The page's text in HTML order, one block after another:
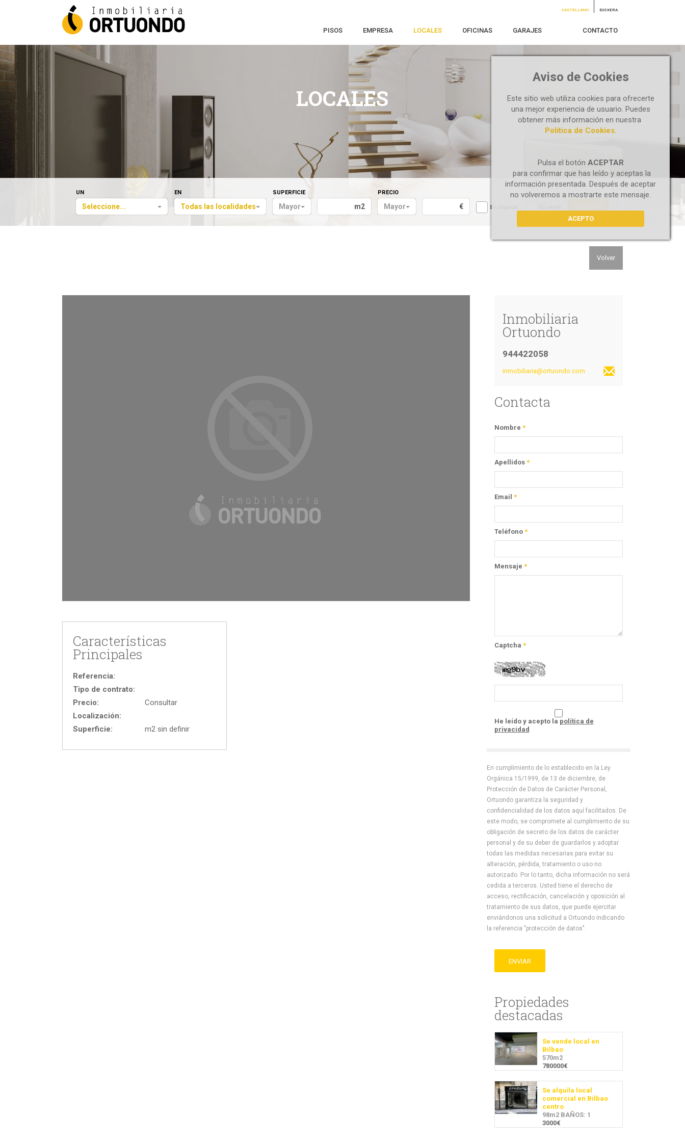
Aviso de Cookies
Este sitio web utiliza cookies para ofrecerte
una mejor experiencia de usuario. Puedes
obtener más información en nuestra
Política de Cookies.
Pulsa el botón ACEPTAR
para confirmar que has leído y aceptas la
información presentada. Después de aceptar
no volveremos a mostrarte este mensaje.
ACEPTO
CASTELLANO EUSKERA
PISOS EMPRESA LOCALES OFICINAS GARAJES CONTACTO
LOCALES
UN
Seleccione...
EN
Todas las localidades
SUPERFICIE
Mayor m2
PRECIO
Mayor € En alquiler
Volver
Características
Principales
Referencia:
Tipo de contrato:
Precio:
Consultar
Localización:
Superficie:
m2 sin definir
Inmobiliaria
Ortuondo
944422058
inmobiliaria@ortuondo.com
Contacta
Nombre *
Apellidos *
Email *
Teléfono *
Mensaje *
Captcha *
He leído y acepto la política de
privacidad
En cumplimiento de lo establecido en la Ley
Orgánica 15/1999, de 13 de diciembre, de
Protección de Datos de Carácter Personal,
Ortuondo garantiza la seguridad y
confidencialidad de los datos aquí facilitados. De
este modo, se compromete al cumplimiento de su
obligación de secreto de los datos de carácter
personal y de su deber de guardarlos y adoptar
todas las medidas necesarias para evitar su
alteración, pérdida, tratamiento o uso no
autorizado. Por lo tanto, dicha información no será
cedida a terceros. Usted tiene el derecho de
acceso, rectificación, cancelación y oposición al
tratamiento de sus datos, que puede ejercitar
enviándonos una solicitud a Ortuondo indicando
la referencia "protección de datos".
ENVIAR
Propiedades
destacadas
Se vende local en
Bilbao
570m2
780000€
Se alquila local
comercial en Bilbao
centro
98m2 BAÑOS: 1
3000€